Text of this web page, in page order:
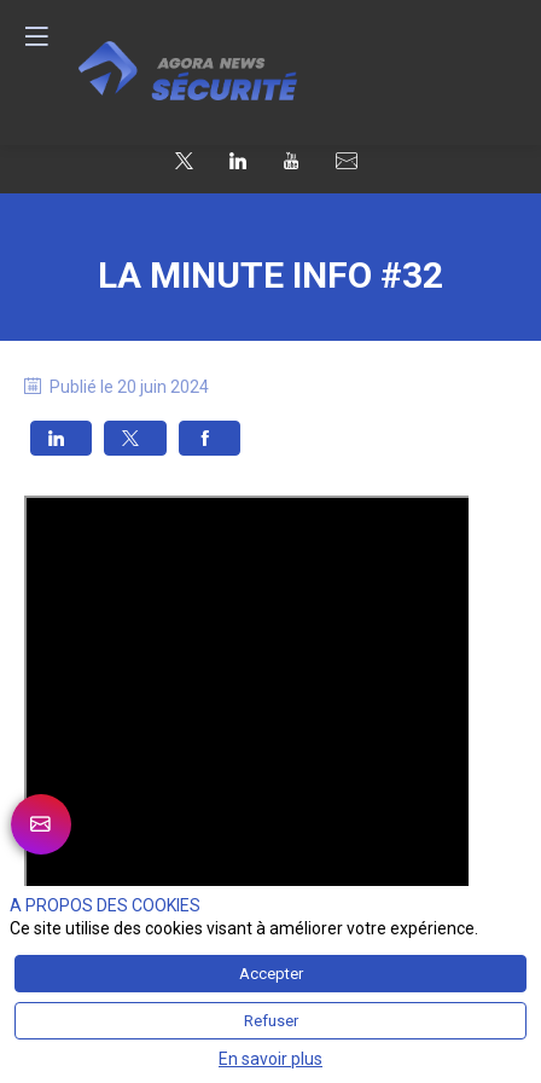
LA MINUTE INFO #32
Publié le 20 juin 2024
A PROPOS DES COOKIES
Ce site utilise des cookies visant à améliorer votre expérience.
Accepter
Refuser
En savoir plus